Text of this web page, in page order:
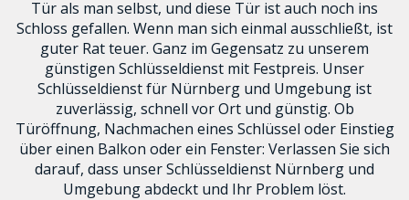
Tür als man selbst, und diese Tür ist auch noch ins
Schloss gefallen. Wenn man sich einmal ausschließt, ist
guter Rat teuer. Ganz im Gegensatz zu unserem
günstigen Schlüsseldienst mit Festpreis. Unser
Schlüsseldienst für Nürnberg und Umgebung ist
zuverlässig, schnell vor Ort und günstig. Ob
Türöffnung, Nachmachen eines Schlüssel oder Einstieg
über einen Balkon oder ein Fenster: Verlassen Sie sich
darauf, dass unser Schlüsseldienst Nürnberg und
Umgebung abdeckt und Ihr Problem löst.